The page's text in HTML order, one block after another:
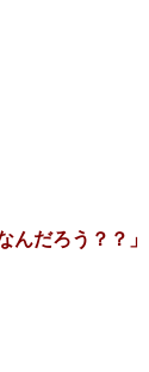
んだろう？？」